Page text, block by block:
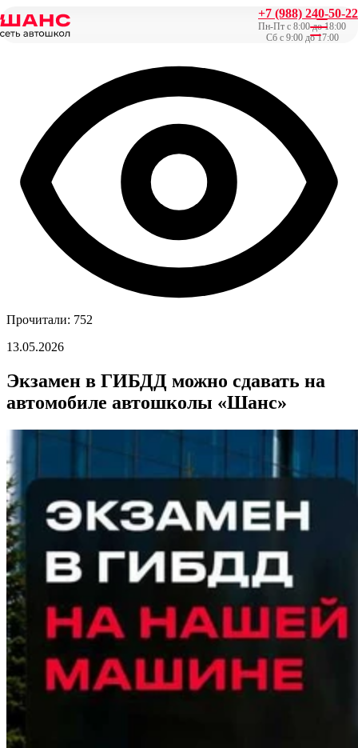
+7 (988) 240-50-22
Пн-Пт с 8:00 до 18:00
Сб с 9:00 до 17:00
Главная/Новости
Экзамен в ГИБДД можно сдавать на
автомобиле автошколы «Шанс»
Прочитали: 752
13.05.2026
Экзамен в ГИБДД можно сдавать на
автомобиле автошколы «Шанс»